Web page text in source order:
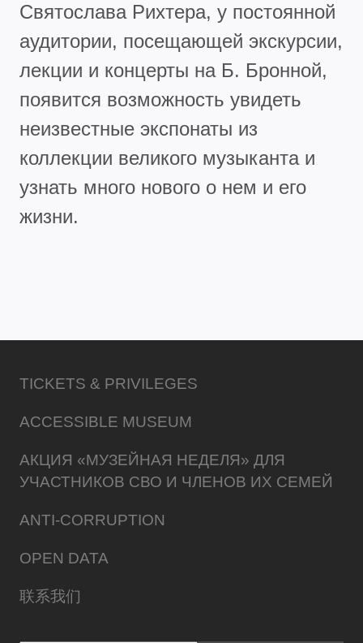
Святослава Рихтера, у постоянной
аудитории, посещающей экскурсии,
лекции и концерты на Б. Бронной,
появится возможность увидеть
неизвестные экспонаты из
коллекции великого музыканта и
узнать много нового о нем и его
жизни.
TICKETS & PRIVILEGES
ACCESSIBLE MUSEUM
АКЦИЯ «МУЗЕЙНАЯ НЕДЕЛЯ» ДЛЯ
УЧАСТНИКОВ СВО И ЧЛЕНОВ ИХ СЕМЕЙ
ANTI-CORRUPTION
OPEN DATA
联系我们